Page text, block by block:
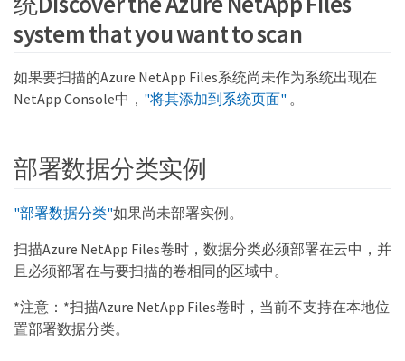
system that you want to scan
如果要扫描的Azure NetApp Files系统尚未作为系统出现在
NetApp Console中， "将其添加到系统页面" 。
部署数据分类实例
"部署数据分类"如果尚未部署实例。
扫描Azure NetApp Files卷时，数据分类必须部署在云中，并
且必须部署在与要扫描的卷相同的区域中。
*注意：*扫描Azure NetApp Files卷时，当前不支持在本地位
置部署数据分类。